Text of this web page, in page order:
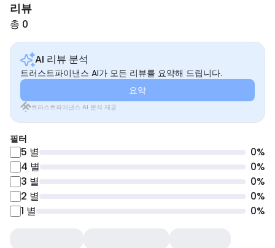
리뷰
총 0
AI 리뷰 분석
트러스트파이낸스 AI가 모든 리뷰를 요약해 드립니다.
요약
트러스트파이낸스 AI 분석 제공
필터
5 별 0%
4 별 0%
3 별 0%
2 별 0%
1 별 0%